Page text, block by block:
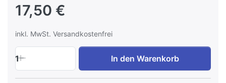
17,50 €
inkl. MwSt. Versandkostenfrei
1 In den Warenkorb